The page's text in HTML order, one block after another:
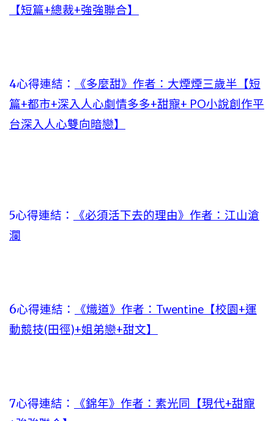
【短篇+總裁+強強聯合】
4心得連結：
《多麼甜》作者：大煙煙三歲半【短
篇+都市+深入人心劇情多多+甜寵+ PO小說創作平
台深入人心雙向暗戀】
5心得連結：
《必須活下去的理由》作者：江山滄
瀾
6心得連結：
《熾道》作者：Twentine【校園+運
動競技(田徑)+姐弟戀+甜文】
7心得連結：
《錦年》作者：素光同【現代+甜寵